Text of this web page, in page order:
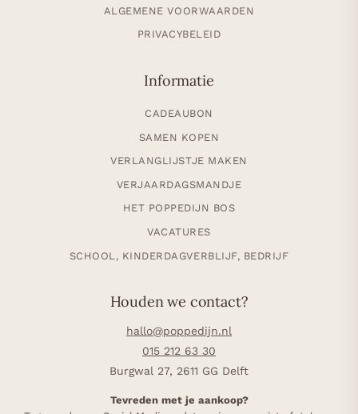
ALGEMENE VOORWAARDEN
PRIVACYBELEID
Informatie
CADEAUBON
SAMEN KOPEN
VERLANGLIJSTJE MAKEN
VERJAARDAGSMANDJE
HET POPPEDIJN BOS
VACATURES
SCHOOL, KINDERDAGVERBLIJF, BEDRIJF
Houden we contact?
hallo@poppedijn.nl
015 212 63 30
Burgwal 27, 2611 GG Delft
Tevreden met je aankoop?